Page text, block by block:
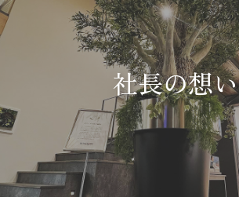
社長の想い